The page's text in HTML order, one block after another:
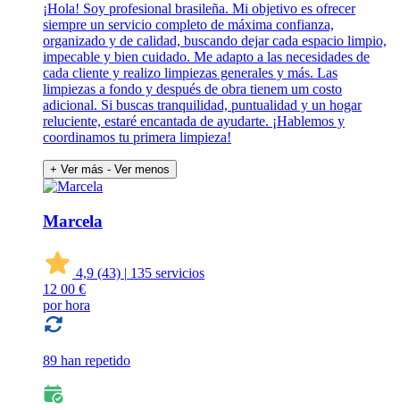
¡Hola! Soy profesional brasileña. Mi objetivo es ofrecer
siempre un servicio completo de máxima confianza,
organizado y de calidad, buscando dejar cada espacio limpio,
impecable y bien cuidado. Me adapto a las necesidades de
cada cliente y realizo limpiezas generales y más. Las
limpiezas a fondo y después de obra tienem um costo
adicional. Si buscas tranquilidad, puntualidad y un hogar
reluciente, estaré encantada de ayudarte. ¡Hablemos y
coordinamos tu primera limpieza!
+ Ver más - Ver menos
Marcela
4,9 (43) | 135 servicios
12 00 €
por hora
89 han repetido